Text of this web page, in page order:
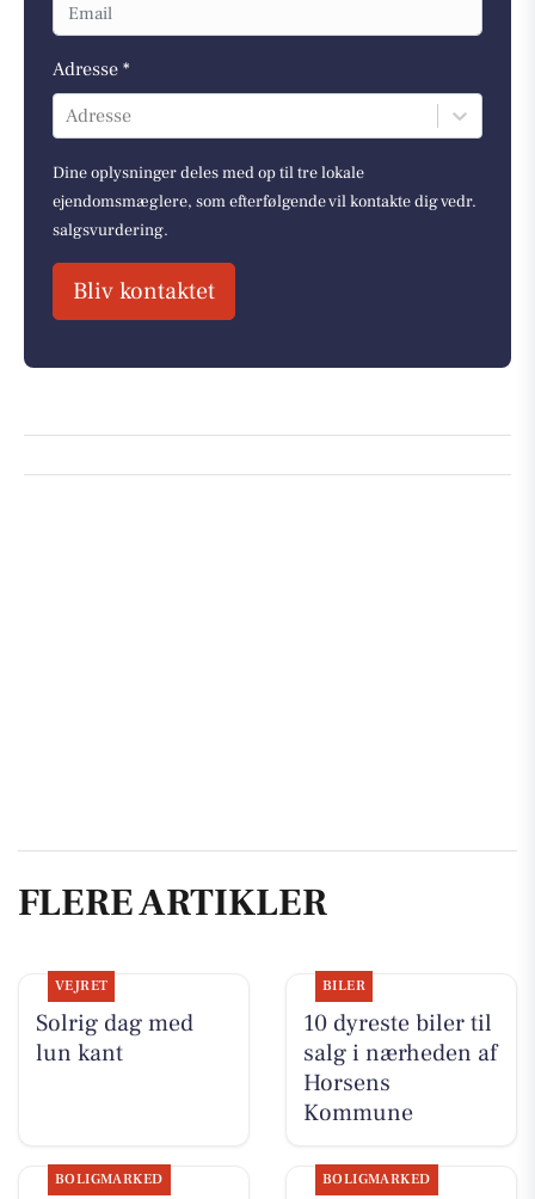
Adresse *
Adresse
Dine oplysninger deles med op til tre lokale
ejendomsmæglere, som efterfølgende vil kontakte dig vedr.
salgsvurdering.
Bliv kontaktet
FLERE ARTIKLER
VEJRET
Solrig dag med
lun kant
BILER
10 dyreste biler til
salg i nærheden af
Horsens
Kommune
BOLIGMARKED BOLIGMARKED